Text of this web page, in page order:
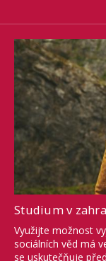
Studium v
Využijte možnost
sociálních věd má
se uskutečňuje